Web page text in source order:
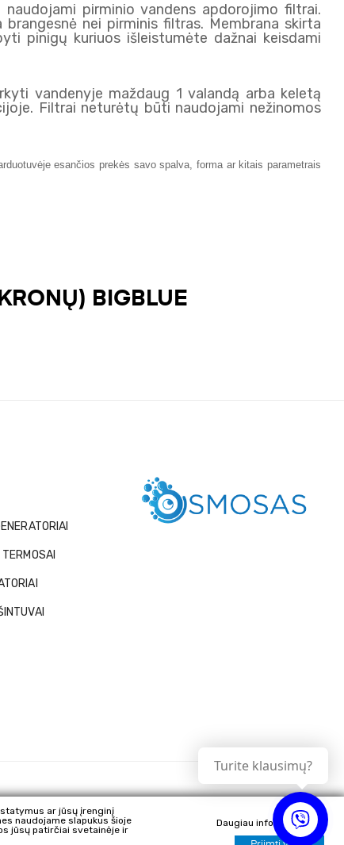
pirminio vandens apdorojimo filtrai.
nei pirminis filtras. Membrana skirta
pinigų kuriuos išleistumėte dažnai keisdami
vandenyje maždaug 1 valandą arba keletą
Filtrai neturėtų būti naudojami nežinomos
esančios prekės savo spalva, forma ar kitais parametrais
BIGBLUE
ar jūsų įrenginį
naudojame slapukus šioje
jūsų patirčiai svetainėje ir
Daugiau informacijos
Turite klausimų?